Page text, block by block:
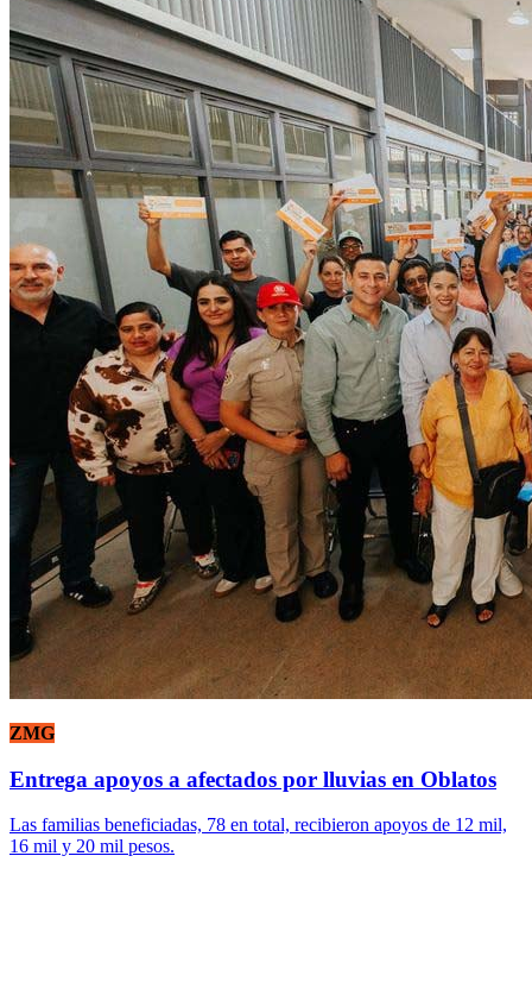
ZMG
Entrega apoyos a afectados por lluvias en Oblatos
Las familias beneficiadas, 78 en total, recibieron apoyos de 12 mil,
16 mil y 20 mil pesos.